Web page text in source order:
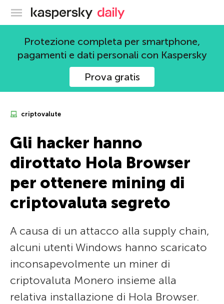
Blog ufficiale di Kaspersky
Protezione completa per smartphone,
pagamenti e dati personali con Kaspersky
Prova gratis
criptovalute
Gli hacker hanno
dirottato Hola Browser
per ottenere mining di
criptovaluta segreto
A causa di un attacco alla supply chain,
alcuni utenti Windows hanno scaricato
inconsapevolmente un miner di
criptovaluta Monero insieme alla
relativa installazione di Hola Browser.